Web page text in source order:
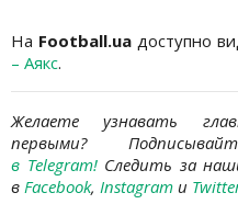
На Football.ua доступно
– Аякс.
Желаете узнавать
первыми?
в Telegram!Следить за
в Facebook, Instagram и